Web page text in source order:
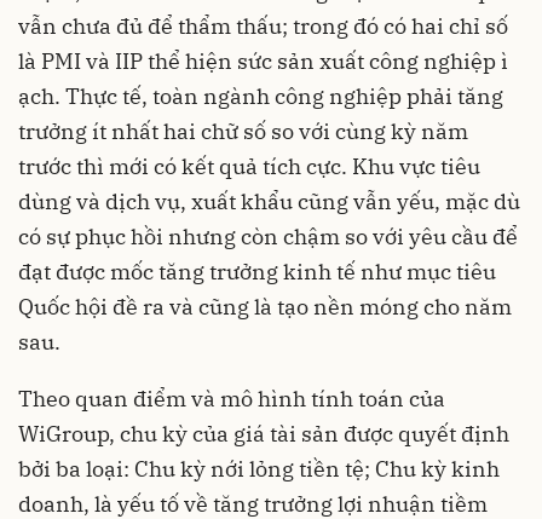
vẫn chưa đủ để thẩm thấu; trong đó có hai chỉ số
là PMI và IIP thể hiện sức sản xuất công nghiệp ì
ạch. Thực tế, toàn ngành công nghiệp phải tăng
trưởng ít nhất hai chữ số so với cùng kỳ năm
trước thì mới có kết quả tích cực. Khu vực tiêu
dùng và dịch vụ, xuất khẩu cũng vẫn yếu, mặc dù
có sự phục hồi nhưng còn chậm so với yêu cầu để
đạt được mốc tăng trưởng kinh tế như mục tiêu
Quốc hội đề ra và cũng là tạo nền móng cho năm
sau.
Theo quan điểm và mô hình tính toán của
WiGroup, chu kỳ của giá tài sản được quyết định
bởi ba loại: Chu kỳ nới lỏng tiền tệ; Chu kỳ kinh
doanh, là yếu tố về tăng trưởng lợi nhuận tiềm